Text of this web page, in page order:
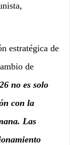
estratégica de
de
no es solo
con la
Las